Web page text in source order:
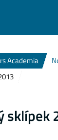
Academia
sklípek